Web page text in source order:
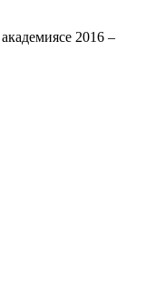
2016 –